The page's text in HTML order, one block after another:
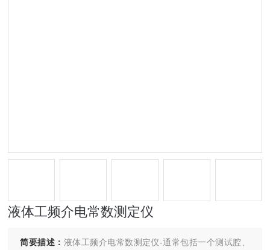
液体工频介电常数测定仪
简要描述： 液体工频介电常数测定仪-通常包括一个测试腔、